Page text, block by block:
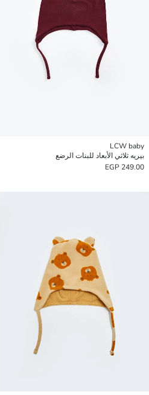
LCW baby
بيريه ثلاثي الأبعاد للبنات الرضع
249.00 EGP